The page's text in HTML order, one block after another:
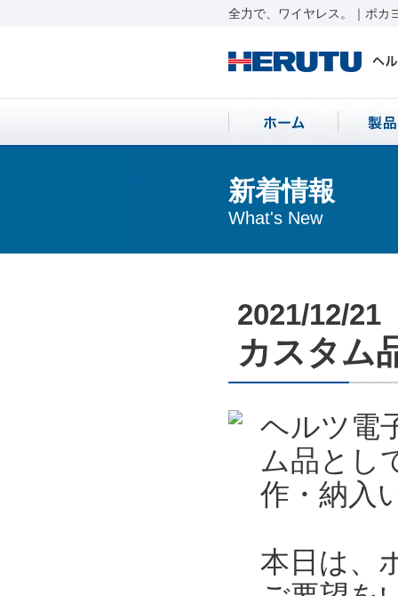
全力で、ワイヤレス。｜ポカ
新着情報
What's New
2021/12/21
カスタム
ヘルツ電
ム品とし
作・納入
本日は、